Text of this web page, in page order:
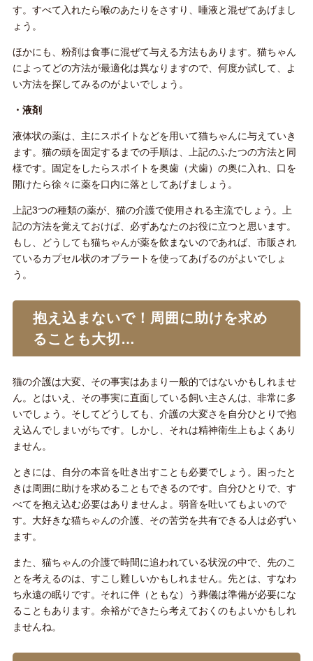
す。すべて入れたら喉のあたりをさすり、唾液と混ぜてあげまし
ょう。
ほかにも、粉剤は食事に混ぜて与える方法もあります。猫ちゃん
によってどの方法が最適化は異なりますので、何度か試して、よ
い方法を探してみるのがよいでしょう。
・液剤
液体状の薬は、主にスポイトなどを用いて猫ちゃんに与えていき
ます。猫の頭を固定するまでの手順は、上記のふたつの方法と同
様です。固定をしたらスポイトを奥歯（犬歯）の奥に入れ、口を
開けたら徐々に薬を口内に落としてあげましょう。
上記3つの種類の薬が、猫の介護で使用される主流でしょう。上
記の方法を覚えておけば、必ずあなたのお役に立つと思います。
もし、どうしても猫ちゃんが薬を飲まないのであれば、市販され
ているカプセル状のオブラートを使ってあげるのがよいでしょ
う。
抱え込まないで！周囲に助けを求め
ることも大切…
猫の介護は大変、その事実はあまり一般的ではないかもしれませ
ん。とはいえ、その事実に直面している飼い主さんは、非常に多
いでしょう。そしてどうしても、介護の大変さを自分ひとりで抱
え込んでしまいがちです。しかし、それは精神衛生上もよくあり
ません。
ときには、自分の本音を吐き出すことも必要でしょう。困ったと
きは周囲に助けを求めることもできるのです。自分ひとりで、す
べてを抱え込む必要はありませんよ。弱音を吐いてもよいので
す。大好きな猫ちゃんの介護、その苦労を共有できる人は必ずい
ます。
また、猫ちゃんの介護で時間に追われている状況の中で、先のこ
とを考えるのは、すこし難しいかもしれません。先とは、すなわ
ち永遠の眠りです。それに伴（ともな）う葬儀は準備が必要にな
ることもあります。余裕ができたら考えておくのもよいかもしれ
ませんね。